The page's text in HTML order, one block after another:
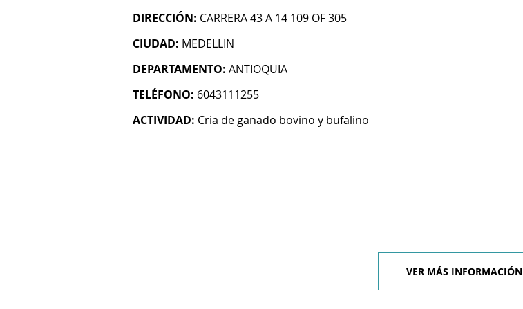
DIRECCIÓN: CARRERA 43 A 14 109 OF 305
CIUDAD: MEDELLIN
DEPARTAMENTO: ANTIOQUIA
TELÉFONO: 6043111255
ACTIVIDAD: Cria de ganado bovino y bufalino
VER MÁS INFORMACIÓN